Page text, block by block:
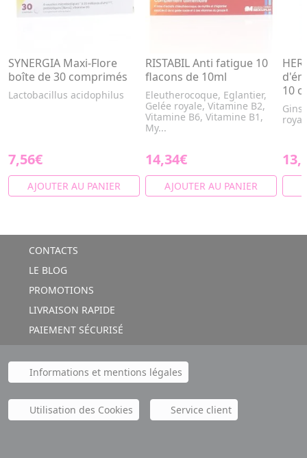
SYNERGIA Maxi-Flore
boîte de 30 comprimés
Lactobacillus acidophilus
7,56€
AJOUTER AU PANIER
RISTABIL Anti fatigue 10
flacons de 10ml
Eleutherocoque, Eglantier,
Gelée royale, Vitamine B2,
Vitamine B6, Vitamine B1,
My...
14,34€
AJOUTER AU PANIER
10
CONTACTS
LE BLOG
PROMOTIONS
LIVRAISON RAPIDE
PAIEMENT SÉCURISÉ
Informations et mentions légales
Utilisation des Cookies Service client